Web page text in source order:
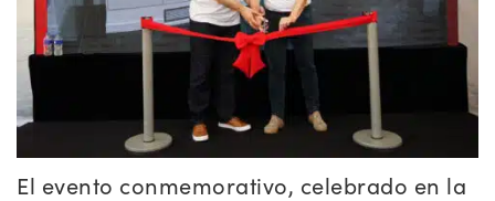
El evento conmemorativo, celebrado en la